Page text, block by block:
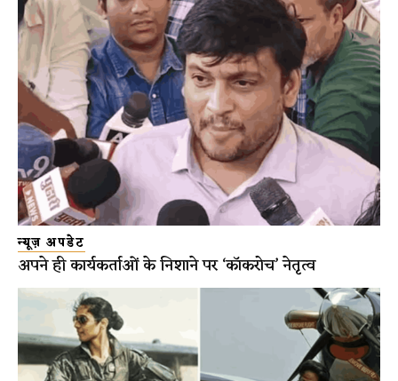
न्यूज़ अपडेट
अपने ही कार्यकर्ताओं के निशाने पर ‘कॉकरोच’ नेतृत्व